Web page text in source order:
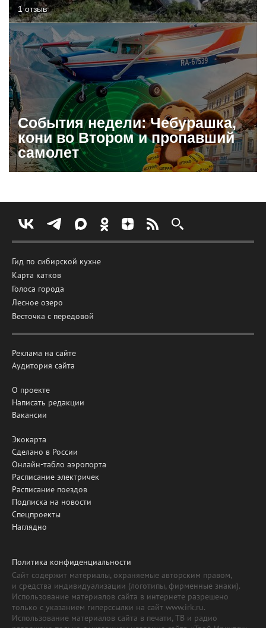
1 отзыв
События недели: Чебурашка,
кони во Втором и пропавший
самолет
Гид по сибирской кухне
Карта катков
Голоса города
Лесное озеро
Весточка с передовой
Реклама на сайте
Аудитория сайта
О проекте
Написать редакции
Вакансии
Экокарта
Сделано в России
Онлайн-табло аэропорта
Расписание электричек
Расписание поездов
Подписка на новости
Спецпроекты
Наглядно
Политика конфиденциальности
Сайт содержит материалы, охраняемые авторским правом,
и средства индивидуализации (логотипы, фирменные знаки).
Использование материалов сайта в интернете разрешено
только с указанием гиперссылки на сайт www.irk.ru.
Использование материалов сайта в печати, ТВ и радио